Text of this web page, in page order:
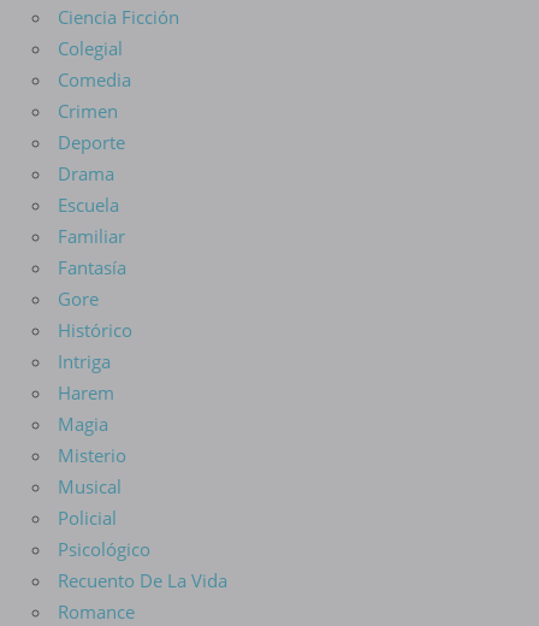
Ciencia Ficción
Colegial
Comedia
Crimen
Deporte
Drama
Escuela
Familiar
Fantasía
Gore
Histórico
Intriga
Harem
Magia
Misterio
Musical
Policial
Psicológico
Recuento De La Vida
Romance